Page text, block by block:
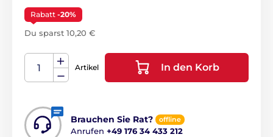
Rabatt -20%
Du sparst 10,20 €
Artikel In den Korb
Brauchen Sie Rat? offline
Anrufen +49 176 34 433 212